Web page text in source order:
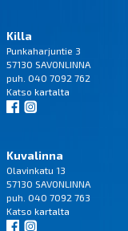
Killa
Punkaharjuntie 3
57130 SAVONLINNA
puh. 040 7092 762
Katso kartalta
Kuvalinna
Olavinkatu 13
57130 SAVONLINNA
puh. 040 7092 763
Katso kartalta